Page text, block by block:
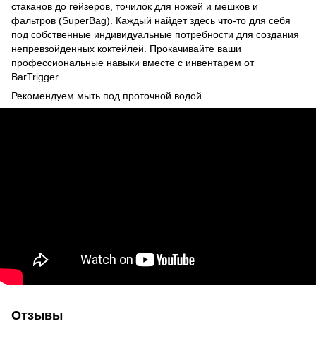
стаканов до гейзеров, точилок для ножей и мешков и
фальтров (SuperBag). Каждый найдет здесь что-то для себя
под собственные индивидуальные потребности для создания
непревзойденных коктейлей. Прокачивайте ваши
профессиональные навыки вместе с инвентарем от
BarTrigger.
Рекомендуем мыть под проточной водой.
Отзывы